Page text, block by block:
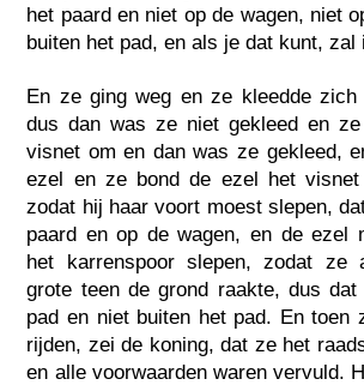
het paard en niet op de wagen, niet
buiten het pad, en als je dat kunt, zal
En ze ging weg en ze kleedde zich
dus dan was ze niet gekleed en
visnet om en dan was ze gekleed,
ezel en ze bond de ezel het
zodat hij haar voort moest slepen,
paard en op de wagen, en de ezel
het karrenspoor slepen, zodat ze
grote teen de grond raakte, dus
pad en niet buiten het pad. En toen
rijden, zei de koning, dat ze het
en alle voorwaarden waren vervuld.